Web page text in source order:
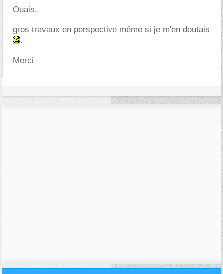
Ouais,
gros travaux en perspective même si je m'en doutais
.
Merci